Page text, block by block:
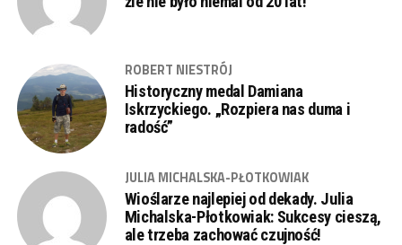
ROBERT NIESTRÓJ
Historyczny medal Damiana
Iskrzyckiego. „Rozpiera nas duma i
radość”
JULIA MICHALSKA-PŁOTKOWIAK
Wioślarze najlepiej od dekady. Julia
Michalska-Płotkowiak: Sukcesy cieszą,
ale trzeba zachować czujność!